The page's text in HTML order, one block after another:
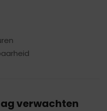
verwachten